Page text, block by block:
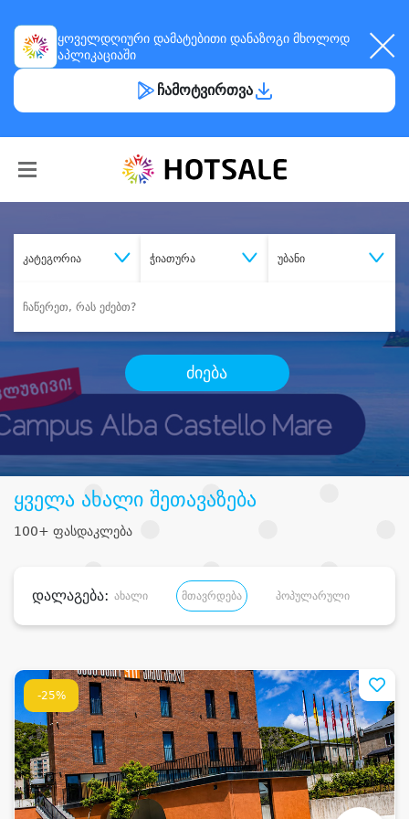
ყოველდღიური დამატებითი დანაზოგი მხოლოდ
აპლიკაციაში
ჩამოტვირთვა
კატეგორია ჭიათურა უბანი
ძიება
ყველა ახალი შეთავაზება
100+ ფასდაკლება
დალაგება: ახალი მთავრდება პოპულარული
-25%